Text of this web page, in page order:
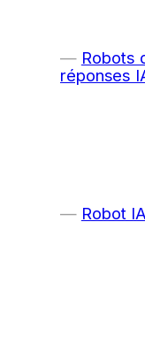
Robots
réponses
Robot IA